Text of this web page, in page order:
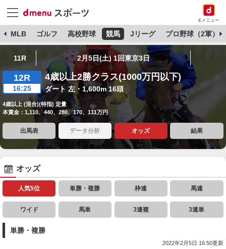
dメニュー
MLB ゴルフ 高校野球 競馬 Jリーグ プロ野球（2軍）
11R 2月5日(土) 1回東京3日
12R
16:25
4歳以上2勝クラス(1000万円以下)
ダート 左・1,600m 16頭
4歳以上 (混合)(特指) 定量
本賞金：1,110、440、280、170、111万円
出馬表 データ分析 オッズ 結果
オッズ
人気5位 単勝・複勝 枠連 馬連
ワイド 馬単 3連複 3連単
単勝・複勝
2022年2月5日 16:50更新